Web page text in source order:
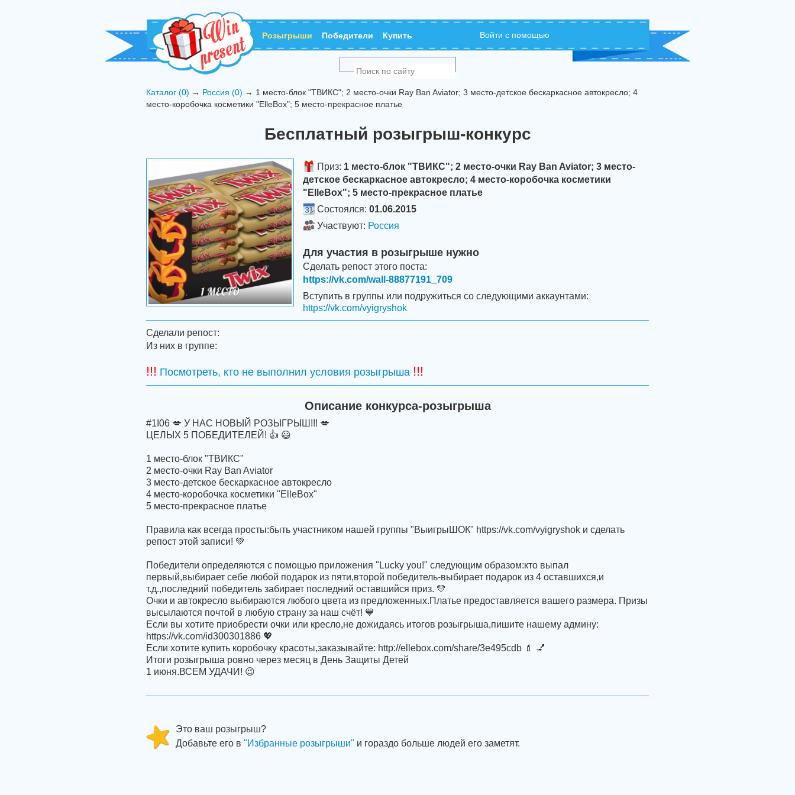
Розыгрыши Победители Купить Войти с помощью
Каталог (0) → Россия (0) → 1 место-блок "ТВИКС"; 2 место-очки Ray Ban Aviator; 3 место-детское бескаркасное автокресло; 4
место-коробочка косметики "ElleBox"; 5 место-прекрасное платье
Бесплатный розыгрыш-конкурс
Приз: 1 место-блок "ТВИКС"; 2 место-очки Ray Ban Aviator; 3 место-
детское бескаркасное автокресло; 4 место-коробочка косметики
"ElleBox"; 5 место-прекрасное платье
Состоялся: 01.06.2015
Участвуют: Россия
Для участия в розыгрыше нужно
Сделать репост этого поста:
https://vk.com/wall-88877191_709
Вступить в группы или подружиться со следующими аккаунтами:
https://vk.com/vyigryshok
Сделали репост:
Из них в группе:
!!! Посмотреть, кто не выполнил условия розыгрыша !!!
Описание конкурса-розыгрыша
#1I06 💋 У НАС НОВЫЙ РОЗЫГРЫШ!!! 💋
ЦЕЛЫХ 5 ПОБЕДИТЕЛЕЙ! 👍 😃
1 место-блок "ТВИКС"
2 место-очки Ray Ban Aviator
3 место-детское бескаркасное автокресло
4 место-коробочка косметики "ElleBox"
5 место-прекрасное платье
Правила как всегда просты:быть участником нашей группы "ВыигрыШОК" https://vk.com/vyigryshok и сделать
репост этой записи! 💚
Победители определяются с помощью приложения "Lucky you!" следующим образом:кто выпал
первый,выбирает себе любой подарок из пяти,второй победитель-выбирает подарок из 4 оставшихся,и
т.д.,последний победитель забирает последний оставшийся приз. 💛
Очки и автокресло выбираются любого цвета из предложенных.Платье предоставляется вашего размера. Призы
высылаются почтой в любую страну за наш счёт! 💙
Если вы хотите приобрести очки или кресло,не дожидаясь итогов розыгрыша,пишите нашему админу:
https://vk.com/id300301886 💖
Если хотите купить коробочку красоты,заказывайте: http://ellebox.com/share/3e495cdb 💄 💅
Итоги розыгрыша ровно через месяц в День Защиты Детей
1 июня.ВСЕМ УДАЧИ! 😉
Это ваш розыгрыш?
Добавьте его в "Избранные розыгрыши" и гораздо больше людей его заметят.